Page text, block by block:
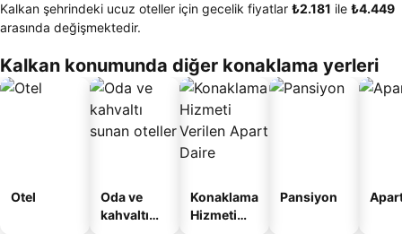
Kalkan şehrindeki ucuz oteller için gecelik fiyatlar ‎₺2.181 ile ‎₺4.449
arasında değişmektedir.
Kalkan konumunda diğer konaklama yerleri
Otel
Oda ve
kahvaltı
Konaklama
Hizmeti
Pansiyon